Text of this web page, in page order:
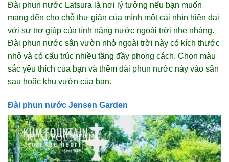
Đài phun nước Latsura là nơi lý tưởng nếu bạn muốn
mang đến cho chỗ thư giãn của mình một cái nhìn hiện đại
với sự trợ giúp của tính năng nước ngoài trời nhẹ nhàng.
Đài phun nước sân vườn nhỏ ngoài trời này có kích thước
nhỏ và có cấu trúc nhiều tầng đầy phong cách. Chọn màu
sắc yêu thích của bạn và thêm đài phun nước này vào sân
sau hoặc khu vườn của bạn.
Đài phun nước Jensen Garden